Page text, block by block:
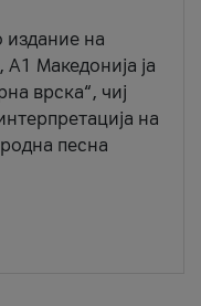
издание на
Македонија ја
врска“, чиј
на
песна